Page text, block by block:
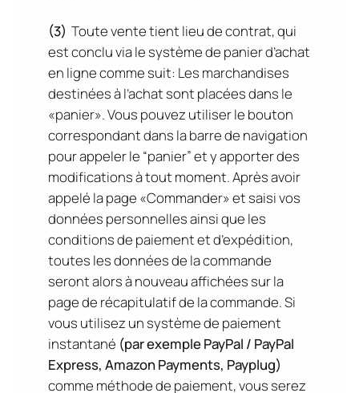
(3) Toute vente tient lieu de contrat, qui
est conclu via le système de panier d’achat
en ligne comme suit: Les marchandises
destinées à l’achat sont placées dans le
«panier». Vous pouvez utiliser le bouton
correspondant dans la barre de navigation
pour appeler le “panier” et y apporter des
modifications à tout moment. Après avoir
appelé la page «Commander» et saisi vos
données personnelles ainsi que les
conditions de paiement et d’expédition,
toutes les données de la commande
seront alors à nouveau affichées sur la
page de récapitulatif de la commande. Si
vous utilisez un système de paiement
instantané (par exemple PayPal / PayPal
Express, Amazon Payments, Payplug)
comme méthode de paiement, vous serez